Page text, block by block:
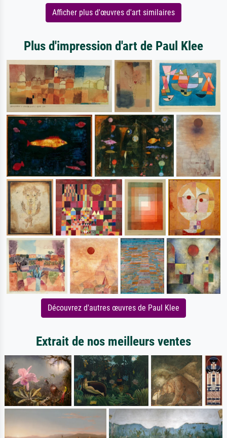
Afficher plus d'œuvres d'art similaires
Plus d'impression d'art de Paul Klee
Découvrez d'autres œuvres de Paul Klee
Extrait de nos meilleurs ventes